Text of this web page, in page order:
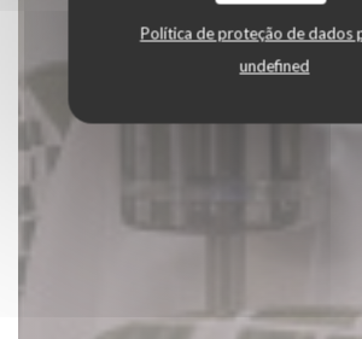
Política de proteção de dados
undefined